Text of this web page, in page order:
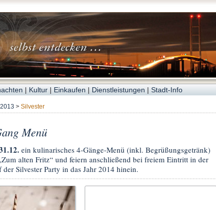
| Kultur| Einkaufen | Dienstleistungen | Stadt-Info
> Silvester
Menü
ein kulinarisches 4-Gänge-Menü (inkl. Begrüßungsgetränk)
alten Fritz“ und feiern anschließend bei freiem Eintritt in der
Silvester Party in das Jahr 2014 hinein.